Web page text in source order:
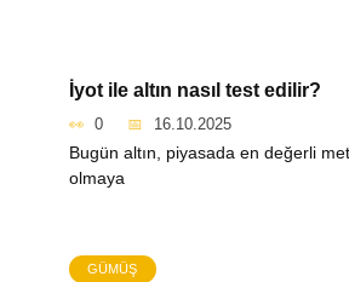
İyot ile altın nasıl test edilir?
0 16.10.2025
Bugün altın, piyasada en değerli
olmaya
GÜMÜŞ